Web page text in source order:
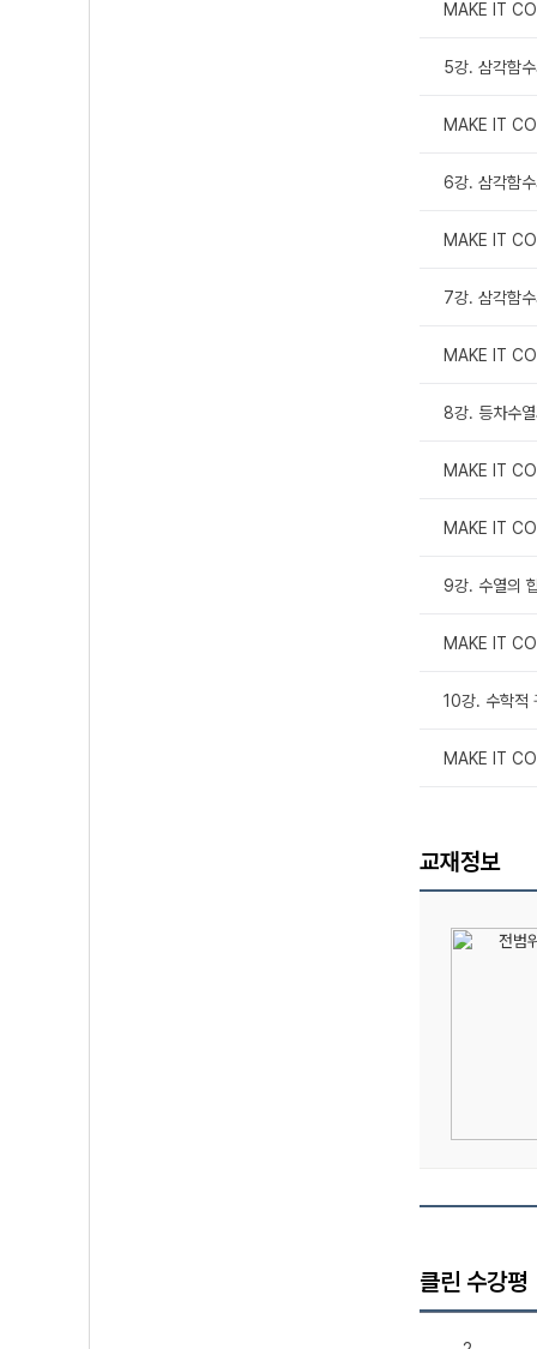
MAKE IT
5강. 삼각함
MAKE IT
6강. 삼각함
MAKE IT
7강. 삼각함
MAKE IT
8강. 등차수
MAKE IT
MAKE IT
9강. 수열의
MAKE IT
10강. 수학적
MAKE IT
교재정보
클린 수강평